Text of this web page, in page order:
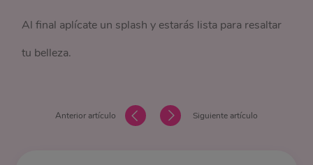
Al final aplícate un splash y estarás lista para resaltar
tu belleza.
Anterior artículo Siguiente artículo